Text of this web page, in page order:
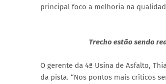
principal foco a melhoria na
Trecho estão sendo
O gerente da 4ª Usina de Asfalto,
da pista. “Nos pontos mais críticos